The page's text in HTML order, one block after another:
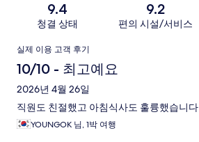
9.4
청결 상태
9.2
편의 시설/서비스
이
용
후
기
실제 이용 고객 후기
10/10 - 최고예요
2026년 4월 26일
직원도 친절했고 아침식사도 훌륭했습니다
YOUNGOK 님, 1박 여행